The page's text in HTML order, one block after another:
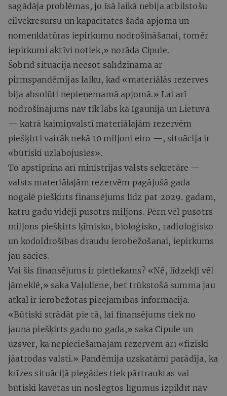
sagādāja problēmas, jo īsā laikā nebija atbilstošu
cilvēkresursu un kapacitātes šāda apjoma un
nomenklatūras iepirkumu nodrošināšanai, tomēr
iepirkumi aktīvi notiek,» norāda Cipule.
Šobrīd situācija neesot salīdzināma ar
pirmspandēmijas laiku, kad «materiālās rezerves
bija absolūti nepieņemamā apjomā.» Lai arī
nodrošinājums nav tik labs kā Igaunijā un Lietuvā
— katrā kaimiņvalstī materiālajām rezervēm
piešķirti vairāk nekā 10 miljoni eiro —, situācija ir
«būtiski uzlabojusies».
To apstiprina arī ministrijas valsts sekretāre —
valsts materiālajām rezervēm pagājušā gada
nogalē piešķirts finansējums līdz pat 2029. gadam,
katru gadu vidēji pusotrs miljons. Pērn vēl pusotrs
miljons piešķirts ķīmisko, bioloģisko, radioloģisko
un kodoldrošības draudu ierobežošanai, iepirkums
jau sācies.
Vai šis finansējums ir pietiekams? «Nē, līdzekļi vēl
jāmeklē,» saka Vaļuliene, bet trūkstošā summa jau
atkal ir ierobežotas pieejamības informācija.
«Būtiski strādāt pie tā, lai finansējums tiek no
jauna piešķirts gadu no gada,» saka Cipule un
uzsver, ka nepieciešamajām rezervēm arī «fiziski
jāatrodas valstī.» Pandēmija uzskatāmi parādīja, ka
krīzes situācijā piegādes tiek pārtrauktas vai
būtiski kavētas un noslēgtos līgumus izpildīt nav